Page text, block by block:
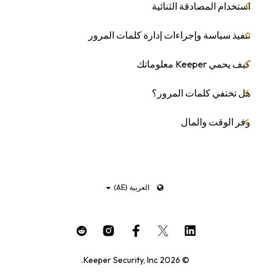
استخدام المصادقة الثنائية
تنفيذ سياسة وإجراءات إدارة كلمات المرور
كيف يحمي Keeper معلوماتك
هل تختفي كلمات المرور؟
وفر الوقت والمال
العربية (AE)
© 2026 Keeper Security, Inc.